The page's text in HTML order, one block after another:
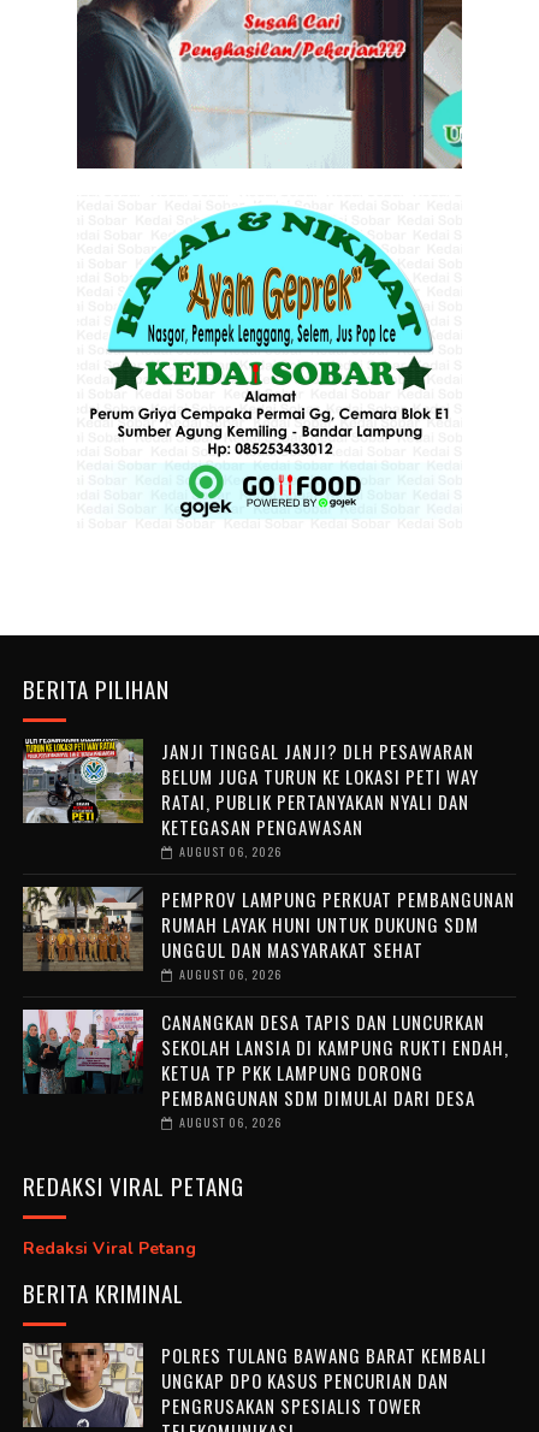
BERITA PILIHAN
JANJI TINGGAL JANJI? DLH PESAWARAN
BELUM JUGA TURUN KE LOKASI PETI WAY
RATAI, PUBLIK PERTANYAKAN NYALI DAN
KETEGASAN PENGAWASAN
AUGUST 06, 2026
PEMPROV LAMPUNG PERKUAT PEMBANGUNAN
RUMAH LAYAK HUNI UNTUK DUKUNG SDM
UNGGUL DAN MASYARAKAT SEHAT
AUGUST 06, 2026
CANANGKAN DESA TAPIS DAN LUNCURKAN
SEKOLAH LANSIA DI KAMPUNG RUKTI ENDAH,
KETUA TP PKK LAMPUNG DORONG
PEMBANGUNAN SDM DIMULAI DARI DESA
AUGUST 06, 2026
REDAKSI VIRAL PETANG
Redaksi Viral Petang
BERITA KRIMINAL
POLRES TULANG BAWANG BARAT KEMBALI
UNGKAP DPO KASUS PENCURIAN DAN
PENGRUSAKAN SPESIALIS TOWER